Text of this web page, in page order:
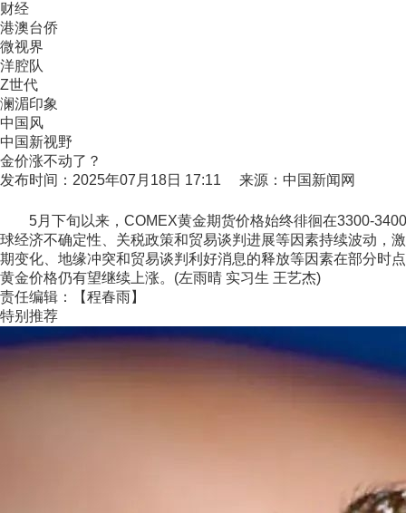
财经
港澳台侨
微视界
洋腔队
Z世代
澜湄印象
中国风
中国新视野
金价涨不动了？
发布时间：2025年07月18日 17:11 来源：中国新闻网
5月下旬以来，COMEX黄金期货价格始终徘徊在3300-3400
球经济不确定性、关税政策和贸易谈判进展等因素持续波动，
期变化、地缘冲突和贸易谈判利好消息的释放等因素在部分时
黄金价格仍有望继续上涨。(左雨晴 实习生 王艺杰)
责任编辑：【程春雨】
特别推荐